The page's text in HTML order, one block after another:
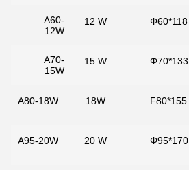
A60-
12W
12 W Φ60*118
A70-
15W
15 W Φ70*133
A80-18W 18W F80*155
A95-20W 20 W Φ95*170